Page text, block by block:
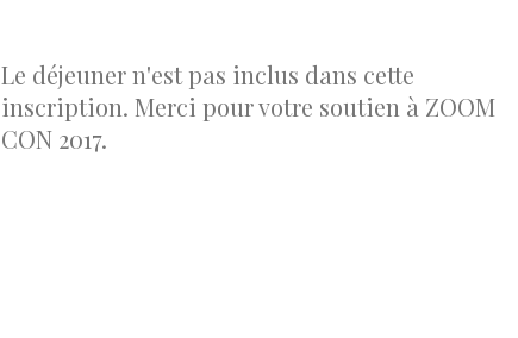
Le déjeuner n'est pas inclus dans cette
inscription. Merci pour votre soutien à ZOOM
CON 2017.